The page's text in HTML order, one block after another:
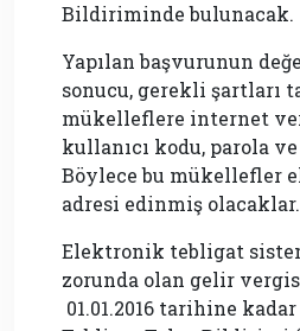
Bildiriminde bulunacak.
Yapılan başvurunun
sonucu, gerekli şartları
mükelleflere internet
kullanıcı kodu, parola
Böylece bu mükellefler
adresi edinmiş olacaklar.
Elektronik tebligat
zorunda olan gelir
01.01.2016 tarihine